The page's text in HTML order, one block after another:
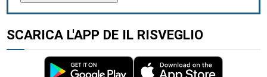
SCARICA L'APP DE IL RISVEGLIO